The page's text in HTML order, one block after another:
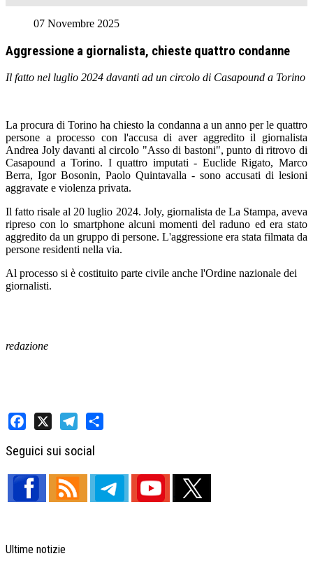
07 Novembre 2025
Aggressione a giornalista, chieste quattro condanne
Il fatto nel luglio 2024 davanti ad un circolo di Casapound a Torino
La procura di Torino ha chiesto la condanna a un anno per le quattro
persone a processo con l'accusa di aver aggredito il giornalista
Andrea Joly davanti al circolo "Asso di bastoni", punto di ritrovo di
Casapound a Torino. I quattro imputati - Euclide Rigato, Marco
Berra, Igor Bosonin, Paolo Quintavalla - sono accusati di lesioni
aggravate e violenza privata.
Il fatto risale al 20 luglio 2024. Joly, giornalista de La Stampa, aveva
ripreso con lo smartphone alcuni momenti del raduno ed era stato
aggredito da un gruppo di persone. L'aggressione era stata filmata da
persone residenti nella via.
Al processo si è costituito parte civile anche l'Ordine nazionale dei
giornalisti.
redazione
Seguici sui social
Ultime notizie